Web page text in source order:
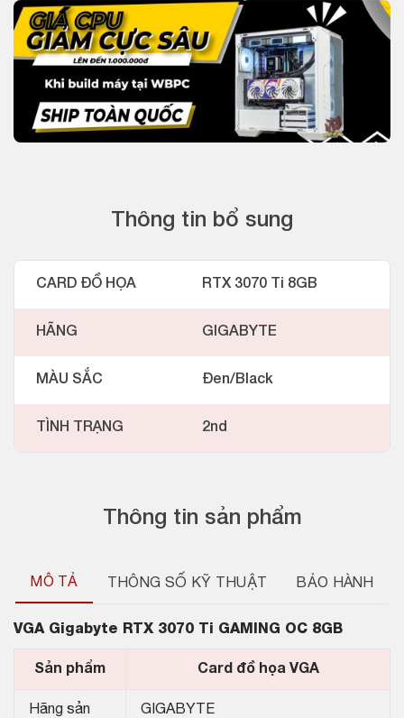
Thông tin sản phẩm
MÔ TẢ THÔNG SỐ KỸ THUẬT BẢO HÀNH
VGA Gigabyte RTX 3070 Ti GAMING OC 8GB
Sản phẩm Card đồ họa VGA
Hãng sản
GIGABYTE
Thông tin bổ sung
CARD ĐỒ HỌA RTX 3070 Ti 8GB
HÃNG GIGABYTE
MÀU SẮC Đen/Black
TÌNH TRẠNG 2nd